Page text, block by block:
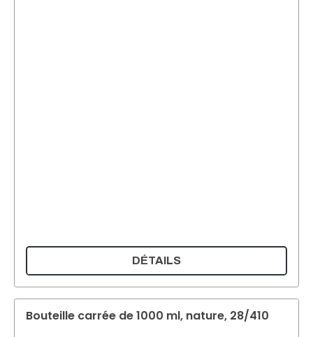
DÉTAILS
Bouteille carrée de 1000 ml, nature, 28/410